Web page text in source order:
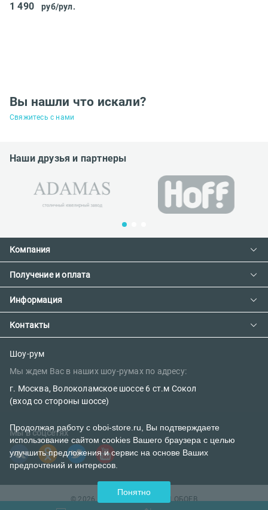
1 490 руб/рул.
Вы нашли что искали?
Свяжитесь с нами
Наши друзья и партнеры
Компания
Контакты
О компании
Сотрудничество
Наш блог
Получение и оплата
Доставка и оплата
Предзаказ товара с фабрики
Информация
Как сделать заказ
Политика конфиденциальности
Правила поклейки обоев
Контакты
E-mail:
sales@oboi-store.ru
Телефоны:
8 (800) 302-39-84 (бесплатно)
Шоу-рум
Мы ждем Вас в наших шоу-румах по адресу:
г. Москва, Волоколамское шоссе 6 ст.м Сокол
(вход со стороны шоссе)
Мы в соцсетях
© 2026 ИНТЕРНЕТ-МАГАЗИН ОБОЕВ
Продолжая работу с oboi-store.ru, Вы подтверждаете
использование сайтом cookies Вашего браузера с целью
улучшить предложения и сервис на основе Ваших
предпочтений и интересов.
Понятно